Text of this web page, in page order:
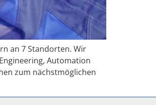
an 7 Standorten. Wir
Automation
zum nächstmöglichen